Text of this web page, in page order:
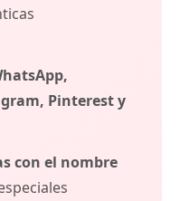
Pinterest y
con el nombre